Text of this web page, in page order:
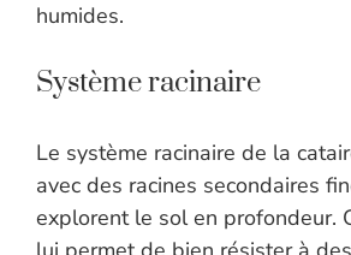
humides.
Système racinaire
Le système racinaire de la
avec des racines secondaires
explorent le sol en profondeur.